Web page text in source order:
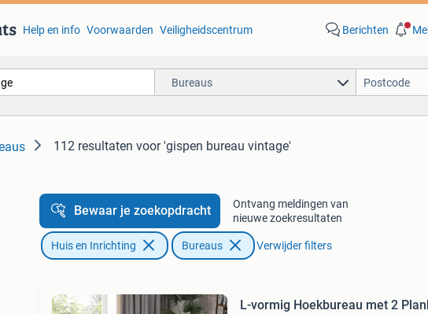
Help en info Voorwaarden Veiligheidscentrum Berichten
Bureaus
112 resultaten voor 'gispen bureau vintage'
Bewaar je zoekopdracht
Ontvang meldingen van
nieuwe zoekresultaten
Huis en Inrichting Bureaus Verwijder filters
L-vormig Hoekbureau met 2